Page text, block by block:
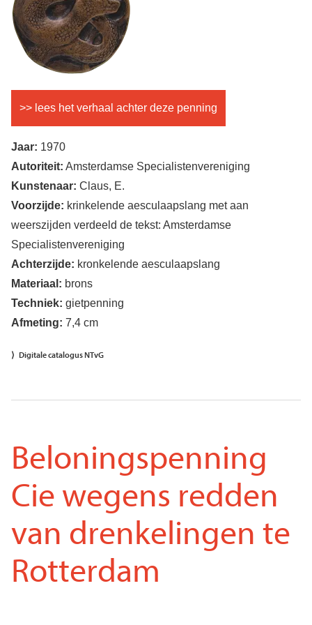
>> lees het verhaal achter deze penning
Jaar: 1970
Autoriteit: Amsterdamse Specialistenvereniging
Kunstenaar: Claus, E.
Voorzijde: krinkelende aesculaapslang met aan
weerszijden verdeeld de tekst: Amsterdamse
Specialistenvereniging
Achterzijde: kronkelende aesculaapslang
Materiaal: brons
Techniek: gietpenning
Afmeting: 7,4 cm
Digitale catalogus NTvG
Beloningspenning
Cie wegens redden
van drenkelingen te
Rotterdam